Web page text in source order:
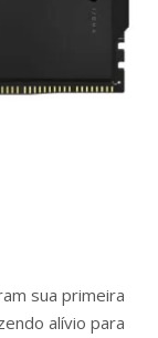
sua primeira
alívio para